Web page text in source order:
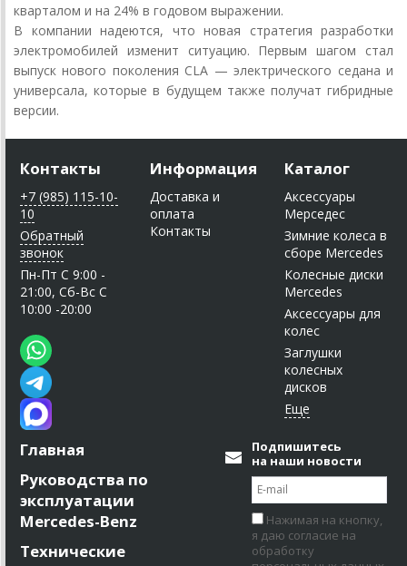
кварталом и на 24% в годовом выражении.
В компании надеются, что новая стратегия разработки
электромобилей изменит ситуацию. Первым шагом стал
выпуск нового поколения CLA — электрического седана и
универсала, которые в будущем также получат гибридные
версии.
Контакты
+7 (985) 115-10-
10
Обратный
звонок
Пн-Пт C 9:00 -
21:00, Сб-Вс С
10:00 -20:00
Информация
Доставка и
оплата
Контакты
Каталог
Аксессуары
Мерседес
Зимние колеса в
сборе Mercedes
Колесные диски
Mercedes
Аксессуары для
колес
Заглушки
колесных
дисков
Главная
Руководства по
эксплуатации
Mercedes-Benz
Технические
Подпишитесь
на наши новости
Нажимая на кнопку,
я даю согласие на
обработку